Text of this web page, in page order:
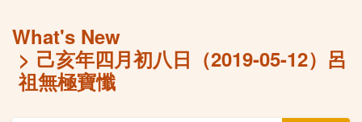
What's New
己亥年四月初八日（2019-05-12）呂
祖無極寶懺